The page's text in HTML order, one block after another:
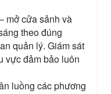
mở cửa sảnh và
theo đúng
quản lý. Giám sát
vực đảm bảo luôn
luồng các phương